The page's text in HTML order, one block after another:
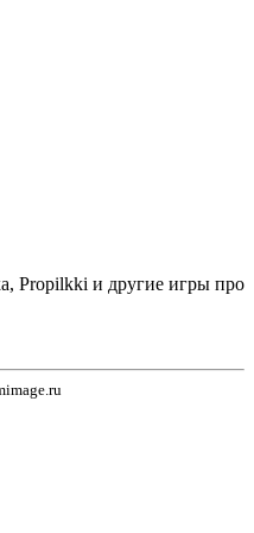
Propilkki и другие игры про